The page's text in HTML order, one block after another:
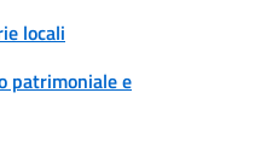
locali
patrimoniale e